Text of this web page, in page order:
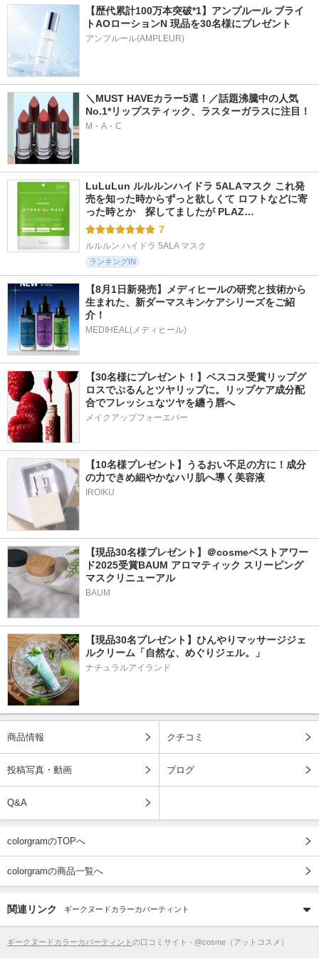
【歴代累計100万本突破*1】アンプルール ブライ
トAOローションN 現品を30名様にプレゼント
アンプルール(AMPLEUR)
＼MUST HAVEカラー5選！／話題沸騰中の人気
No.1*リップスティック、ラスターガラスに注目！
M・A・C
LuLuLun ルルルンハイドラ 5ALAマスク これ発
売を知った時からずっと欲しくて ロフトなどに寄
った時とか　探してましたが PLAZ…
7
ルルルン ハイドラ 5ALA マスク
ランキングIN
【8月1日新発売】メディヒールの研究と技術から
生まれた、新ダーマスキンケアシリーズをご紹
介！
MEDIHEAL(メディヒール)
【30名様にプレゼント！】ベスコス受賞リップグ
ロスでぷるんとツヤリップに。リップケア成分配
合でフレッシュなツヤを纏う唇へ
メイクアップフォーエバー
【10名様プレゼント】うるおい不足の方に！成分
の力できめ細やかなハリ肌へ導く美容液
IROIKU
【現品30名様プレゼント】＠cosmeベストアワー
ド2025受賞BAUM アロマティック スリーピング
マスクリニューアル
BAUM
【現品30名プレゼント】ひんやりマッサージジェ
ルクリーム「自然な、めぐりジェル。」
ナチュラルアイランド
商品情報 クチコミ
投稿写真・動画 ブログ
Q&A
colorgramのTOPへ
colorgramの商品一覧へ
関連リンク ギークヌードカラーカバーティント
ギークヌードカラーカバーティント の口コミサイト - @cosme（アットコスメ）